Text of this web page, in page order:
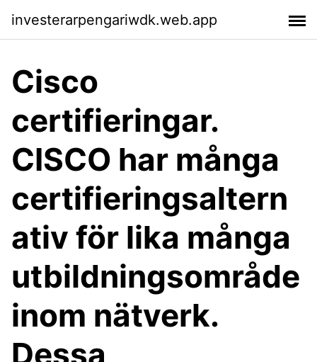
investerarpengariwdk.web.app
Cisco
certifieringar.
CISCO har många
certifieringsaltern
ativ för lika många
utbildningsområde
inom nätverk.
Dessa